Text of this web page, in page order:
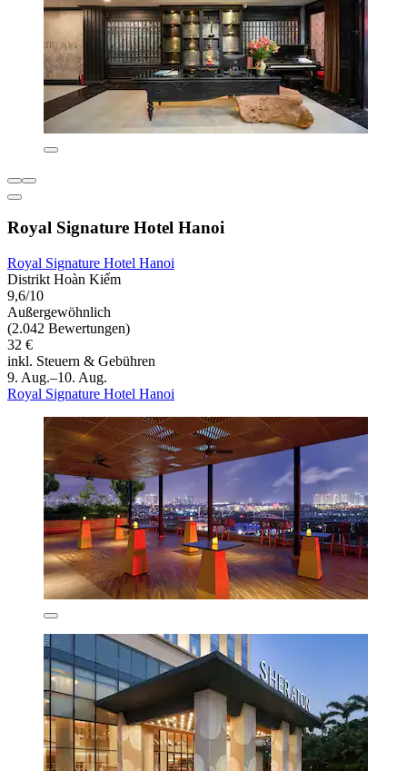
Royal Signature Hotel Hanoi
Royal Signature Hotel Hanoi
Distrikt Hoàn Kiếm
9,6/10
Außergewöhnlich
(2.042 Bewertungen)
32 €
inkl. Steuern & Gebühren
9. Aug.–10. Aug.
Royal Signature Hotel Hanoi